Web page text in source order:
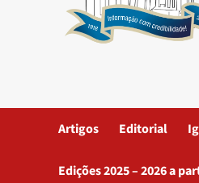
Artigos Editorial
Edições 2025 – 2026 a